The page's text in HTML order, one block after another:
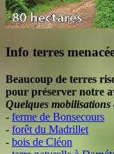
Info terres
Beaucoup de terres
pour préserver notre
Quelques mobilisations
- ferme de Bonsecours
- forêt du Madrillet
- bois de Cléon